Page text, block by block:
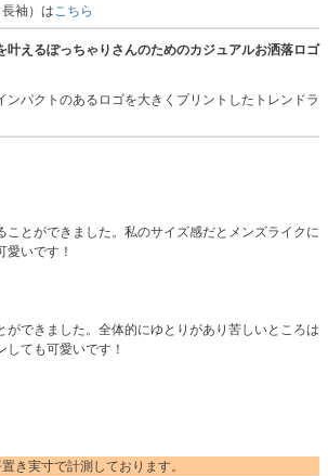
袖）はこちら
叶えるぽっちゃりさんのためのカジュアルお洒落ロゴ
ンパクトのあるロゴを大きくプリントしたトレンドラ
ことができました。私のサイズ感だとメンズライクに
愛いです！
ができました。全体的にゆとりがあり苦しいところは
ても可愛いです！
実寸で計測しております。